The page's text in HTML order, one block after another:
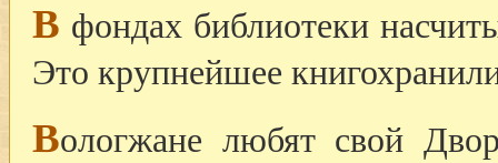
В фондах библиотеки
Это крупнейшее
Вологжане любят свой